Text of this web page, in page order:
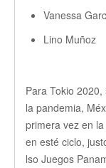
Vanessa
Lino Muñoz
Para Tokio
la pandemia,
primera vez en
en esté ciclo,
lso Juegos